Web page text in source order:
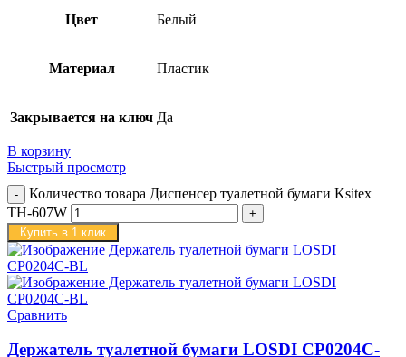
Цвет Белый
Материал Пластик
Закрывается на ключ Да
В корзину
Быстрый просмотр
Количество товара Диспенсер туалетной бумаги Ksitex
TH-607W
Купить в 1 клик
Сравнить
Держатель туалетной бумаги LOSDI CP0204C-